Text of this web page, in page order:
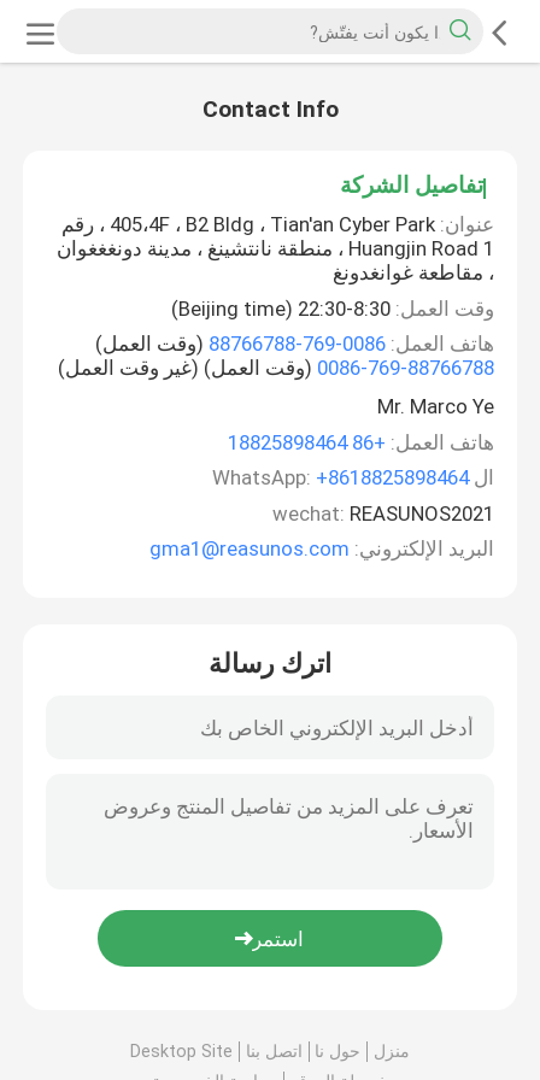
Contact Info
تفاصيل الشركة
عنوان:
405،4F ، B2 Bldg ، Tian'an Cyber Park ، رقم
1 Huangjin Road ، منطقة نانتشينغ ، مدينة دونغغغوان
، مقاطعة غوانغدونغ
وقت العمل: 8:30-22:30 (Beijing time)
هاتف العمل: 0086-769-88766788
(وقت العمل)
0086-769-88766788 (وقت العمل) (غير وقت العمل)
Mr. Marco Ye
هاتف العمل: +86 18825898464
ال WhatsApp:+8618825898464
wechat: REASUNOS2021
البريد الإلكتروني: gma1@reasunos.com
اترك رسالة
منزل حول نا اتصل بنا
Desktop Site